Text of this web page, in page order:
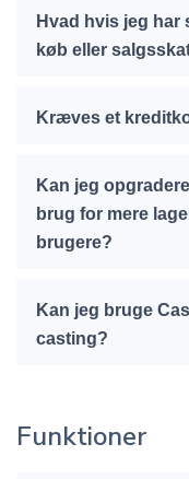
Hvad hvis jeg har
køb eller
Kræves et
Kan jeg
brug for mere
brugere?
Kan jeg bruge
casting?
Funktioner